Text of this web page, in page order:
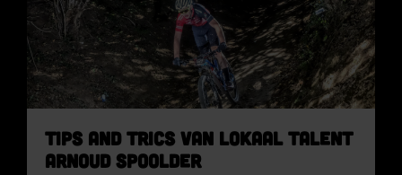
Tips and Trics van lokaal talent
Arnoud Spoolder